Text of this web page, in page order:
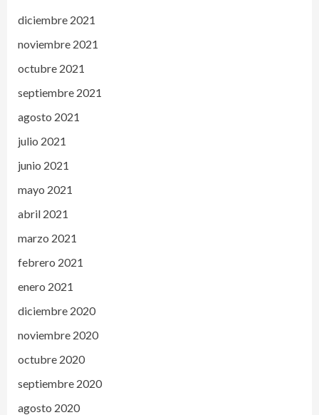
diciembre 2021
noviembre 2021
octubre 2021
septiembre 2021
agosto 2021
julio 2021
junio 2021
mayo 2021
abril 2021
marzo 2021
febrero 2021
enero 2021
diciembre 2020
noviembre 2020
octubre 2020
septiembre 2020
agosto 2020